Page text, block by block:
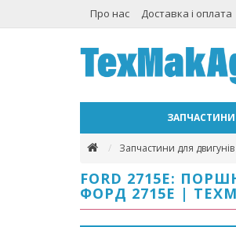
Про нас Доставка і оплата
Запчастини для двигунів
FORD 2715E:
ФОРД 2715Е |